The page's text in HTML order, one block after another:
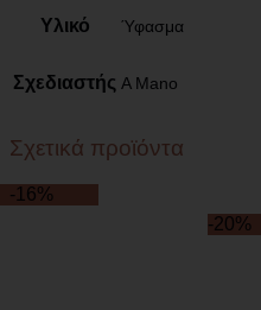
Υλικό Ύφασμα
Σχεδιαστής A Mano
Σχετικά προϊόντα
-16%
-20%